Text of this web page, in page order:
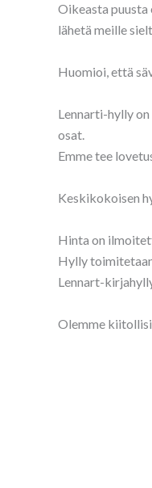
Oikeasta puusta
lähetä meille
Huomioi, että
Lennarti-hylly
osat.
Emme tee
Keskikokoisen
Hinta on
Hylly
Lennart-
Olemme